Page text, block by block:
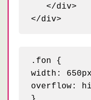
</div>
.fon {
width:
overflow: